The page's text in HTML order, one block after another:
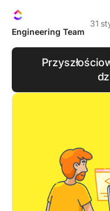
Engineering Team
31